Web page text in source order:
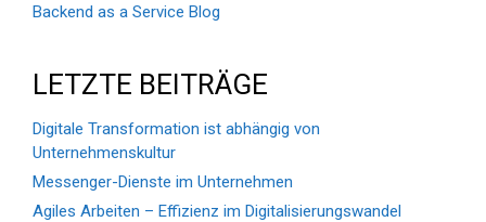
Backend as a Service Blog
LETZTE BEITRÄGE
Digitale Transformation ist abhängig von
Unternehmenskultur
Messenger-Dienste im Unternehmen
Agiles Arbeiten – Effizienz im Digitalisierungswandel